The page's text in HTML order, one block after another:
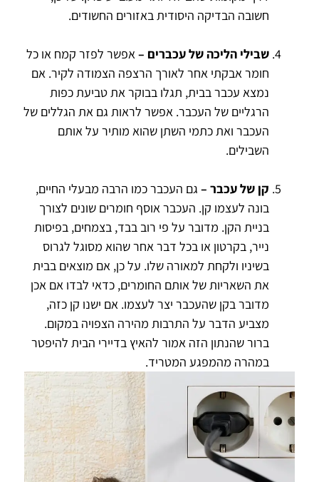
חשובה הבדיקה היסודית באזורים החשודים.
שבילי הליכה של עכברים –אפשר לפזר קמח או כל
חומר אבקתי אחר לאורך הרצפה הצמודה לקיר. אם
נמצא עכבר בבית, תגלו בבוקר את טביעת כפות
הרגליים של העכבר. אפשר לראות גם את הגללים של
העכבר ואת כתמי השתן שהוא מותיר על אותם
השבילים.
קן של עכבר – גם העכבר כמו הרבה מבעלי החיים,
בונה לעצמו קן. העכבר אוסף חומרים שונים לצורך
בניית הקן. מדובר על פי רוב בבד, בצמחים, בפיסות
נייר, בקרטון או בכל דבר אחר שהוא מסוגל לגרוס
בשיניו ולקחת למאורה שלו. על כן, אם מוצאים בבית
את השאריות של אותם החומרים, כדאי לבדו אם אכן
מדובר בקן שהעכבר יצר לעצמו. אם ישנו קן כזה,
מצביע הדבר על התרבות מהירה הצפויה במקום.
ברור שהנתון הזה אמור להאיץ בדיירי הבית להיפטר
במהרה מהמפגע המטריד.